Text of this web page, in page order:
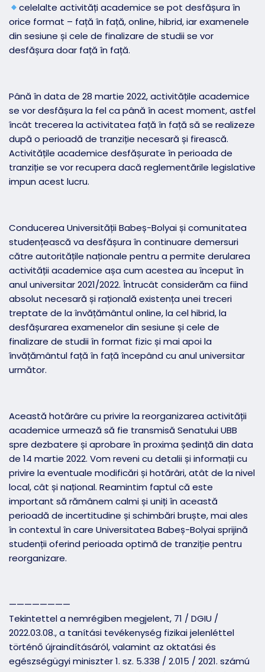
celelalte activități academice se pot desfășura în
orice format – față în față, online, hibrid, iar examenele
din sesiune și cele de finalizare de studii se vor
desfășura doar față în față.
Până în data de 28 martie 2022, activitățile academice
se vor desfășura la fel ca până în acest moment, astfel
încât trecerea la activitatea față în față să se realizeze
după o perioadă de tranziție necesară și firească.
Activitățile academice desfășurate în perioada de
tranziție se vor recupera dacă reglementările legislative
impun acest lucru.
Conducerea Universității Babeș-Bolyai și comunitatea
studențească va desfășura în continuare demersuri
către autoritățile naționale pentru a permite derularea
activității academice așa cum acestea au început în
anul universitar 2021/2022. Întrucât considerăm ca fiind
absolut necesară și rațională existența unei treceri
treptate de la învățământul online, la cel hibrid, la
desfășurarea examenelor din sesiune și cele de
finalizare de studii în format fizic și mai apoi la
învățământul față în față începând cu anul universitar
următor.
Această hotărâre cu privire la reorganizarea activității
academice urmează să fie transmisă Senatului UBB
spre dezbatere și aprobare în proxima ședință din data
de 14 martie 2022. Vom reveni cu detalii și informații cu
privire la eventuale modificări și hotărâri, atât de la nivel
local, cât și național. Reamintim faptul că este
important să rămânem calmi și uniți în această
perioadă de incertitudine și schimbări bruște, mai ales
în contextul în care Universitatea Babeș-Bolyai sprijină
studenții oferind perioada optimă de tranziție pentru
reorganizare.
————————
Tekintettel a nemrégiben megjelent, 71 / DGIU /
2022.03.08., a tanítási tevékenység fizikai jelenléttel
történő újraindításáról, valamint az oktatási és
egészségügyi miniszter 1. sz. 5.338 / 2.015 / 2021. számú